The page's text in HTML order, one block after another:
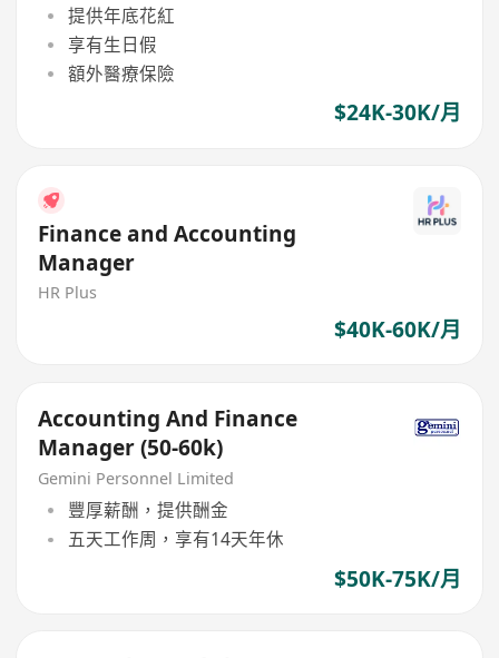
提供年底花紅
享有生日假
額外醫療保險
$24K-30K/月
Finance and Accounting
Manager
HR Plus
$40K-60K/月
Accounting And Finance
Manager (50-60k)
Gemini Personnel Limited
豐厚薪酬，提供酬金
五天工作周，享有14天年休
$50K-75K/月